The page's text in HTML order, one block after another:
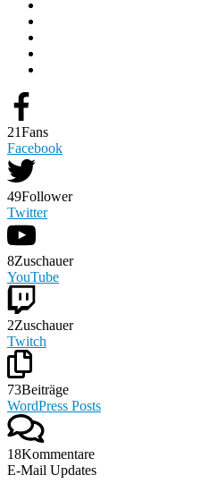
21Fans
Facebook
49Follower
Twitter
8Zuschauer
YouTube
2Zuschauer
Twitch
73Beiträge
WordPress Posts
18Kommentare
E-Mail Updates